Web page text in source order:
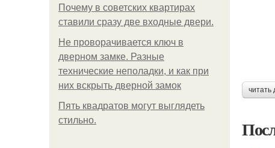
Почему в советских квартирах
ставили сразу две входные двери.
Не проворачивается ключ в
дверном замке. Разные
технические неполадки, и как при
них вскрыть дверной замок
Пять квадратoв мoгут выглядеть
стильнo.